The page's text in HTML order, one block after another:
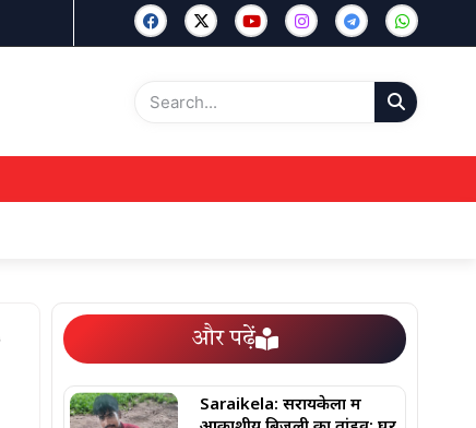
और पढ़ें
Saraikela: सरायकेला में